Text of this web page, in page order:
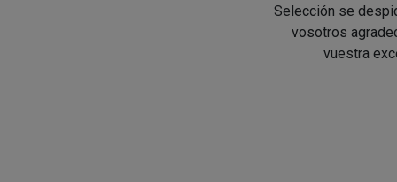
Selección se
vosotros
vuestra